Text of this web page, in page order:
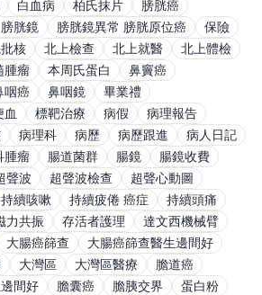
白血病 柏氏抹片
膀胱癌
膀胱鏡 膀胱鏡異常 膀胱原位癌
保險
核 北上檢查 北上就醫
北上體檢
腫瘤 本周氏蛋白
鼻竇癌
咽癌 鼻咽鏡
畢業禮
血 標靶治療 病假
病理報告
病理科 病歷 病歷跟進
病人日記
腫瘤 腸道菌群 腸鏡
腸鏡收費
聲波 超聲波檢查
超聲心動圖
持續咳嗽 持續疲倦 癌症
持續頭痛
力共振 存活者護理
達文西機械臂
大腸癌篩查
大腸癌篩查醫生邊間好
大灣區 大灣區醫療
膽道癌
間好 膽囊癌 膽胰交界
蛋白粉